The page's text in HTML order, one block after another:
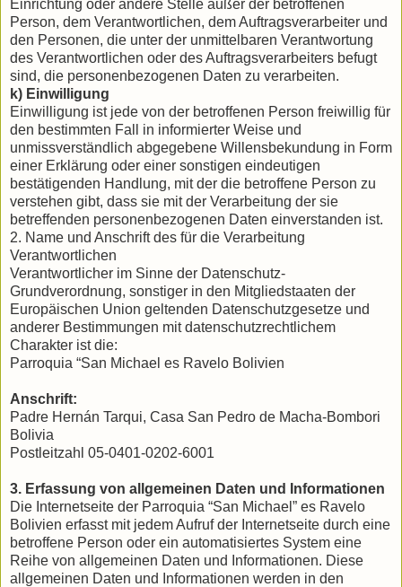
Einrichtung oder andere Stelle außer der betroffenen
Person, dem Verantwortlichen, dem Auftragsverarbeiter und
den Personen, die unter der unmittelbaren Verantwortung
des Verantwortlichen oder des Auftragsverarbeiters befugt
sind, die personenbezogenen Daten zu verarbeiten.
k) Einwilligung
Einwilligung ist jede von der betroffenen Person freiwillig für
den bestimmten Fall in informierter Weise und
unmissverständlich abgegebene Willensbekundung in Form
einer Erklärung oder einer sonstigen eindeutigen
bestätigenden Handlung, mit der die betroffene Person zu
verstehen gibt, dass sie mit der Verarbeitung der sie
betreffenden personenbezogenen Daten einverstanden ist.
2. Name und Anschrift des für die Verarbeitung
Verantwortlichen
Verantwortlicher im Sinne der Datenschutz-
Grundverordnung, sonstiger in den Mitgliedstaaten der
Europäischen Union geltenden Datenschutzgesetze und
anderer Bestimmungen mit datenschutzrechtlichem
Charakter ist die:
Parroquia “San Michael es Ravelo Bolivien
Anschrift:
Padre Hernán Tarqui, Casa San Pedro de Macha-Bombori
Bolivia
Postleitzahl 05-0401-0202-6001
3. Erfassung von allgemeinen Daten und Informationen
Die Internetseite der Parroquia “San Michael” es Ravelo
Bolivien erfasst mit jedem Aufruf der Internetseite durch eine
betroffene Person oder ein automatisiertes System eine
Reihe von allgemeinen Daten und Informationen. Diese
allgemeinen Daten und Informationen werden in den